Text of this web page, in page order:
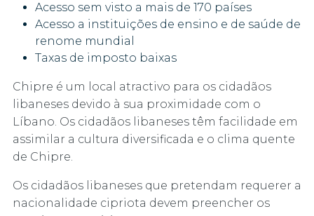
Acesso sem visto a mais de 170 países
Acesso a instituições de ensino e de saúde de
renome mundial
Taxas de imposto baixas
Chipre é um local atractivo para os cidadãos
libaneses devido à sua proximidade com o
Líbano. Os cidadãos libaneses têm facilidade em
assimilar a cultura diversificada e o clima quente
de Chipre.
Os cidadãos libaneses que pretendam requerer a
nacionalidade cipriota devem preencher os